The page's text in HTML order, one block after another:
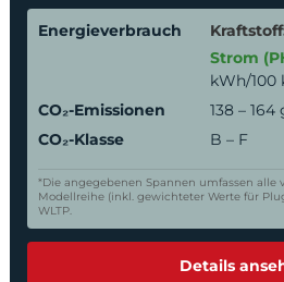
Energieverbrauch
Strom
kWh/100
CO₂-Emissionen
138 –
CO₂-Klasse
B – F
*Die angegebenen Spannen umfassen alle
Modellreihe (inkl. gewichteter Werte für
WLTP.
Details